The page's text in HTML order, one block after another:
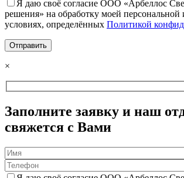
Я даю своё согласие ООО «Арбеллос
решения» на обработку моей
условиях, определённых Политикой
×
Заполните заявку и наш
свяжется с Вами